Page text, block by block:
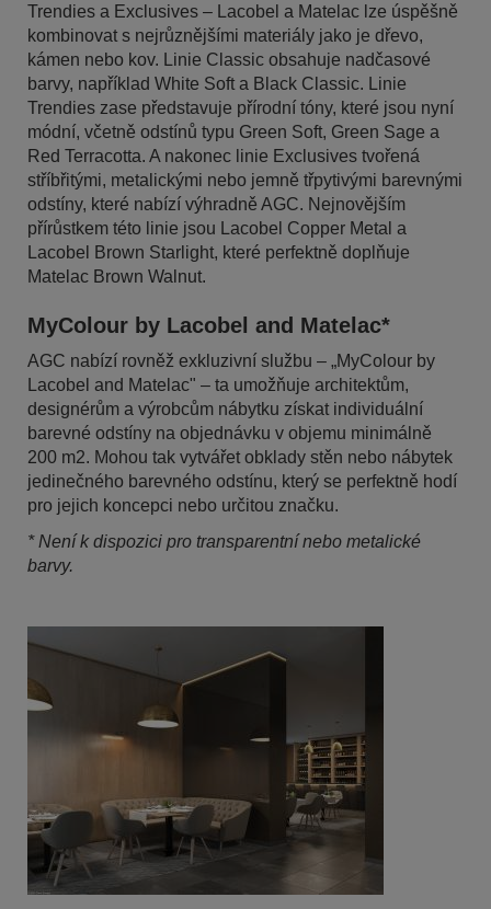
Trendies a Exclusives – Lacobel a Matelac lze úspěšně
kombinovat s nejrůznějšími materiály jako je dřevo,
kámen nebo kov. Linie Classic obsahuje nadčasové
barvy, například White Soft a Black Classic. Linie
Trendies zase představuje přírodní tóny, které jsou nyní
módní, včetně odstínů typu Green Soft, Green Sage a
Red Terracotta. A nakonec linie Exclusives tvořená
stříbřitými, metalickými nebo jemně třpytivými barevnými
odstíny, které nabízí výhradně AGC. Nejnovějším
přírůstkem této linie jsou Lacobel Copper Metal a
Lacobel Brown Starlight, které perfektně doplňuje
Matelac Brown Walnut.
MyColour by Lacobel and Matelac*
AGC nabízí rovněž exkluzivní službu – „MyColour by
Lacobel and Matelac" – ta umožňuje architektům,
designérům a výrobcům nábytku získat individuální
barevné odstíny na objednávku v objemu minimálně
200 m2. Mohou tak vytvářet obklady stěn nebo nábytek
jedinečného barevného odstínu, který se perfektně hodí
pro jejich koncepci nebo určitou značku.
* Není k dispozici pro transparentní nebo metalické
barvy.